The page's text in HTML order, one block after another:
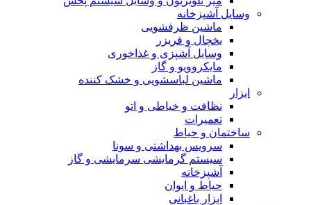
وسایل آشپزخانه
ماشین ظرفشویی
یخچال و فریزر
وسایل آشپزی و غذاخوری
مایکروویو و گاز
ماشین لباسشویی و خشک کننده
ابزار
نظافت و خیاطی و اتو
تعمیرات
ساختمان و حیاط
سرویس بهداشتی و سونا
سیستم گرمایشی سرمایشی و گاز
آشپزخانه
حیاط و ایوان
ابزار باغبانی